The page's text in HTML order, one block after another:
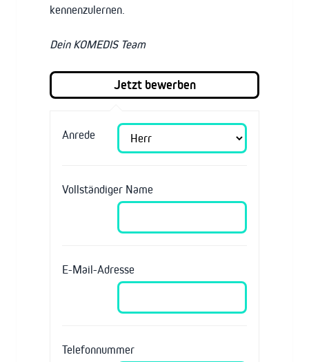
kennenzulernen.
Dein KOMEDIS Team
Anrede
Vollständiger Name
E-Mail-Adresse
Telefonnummer